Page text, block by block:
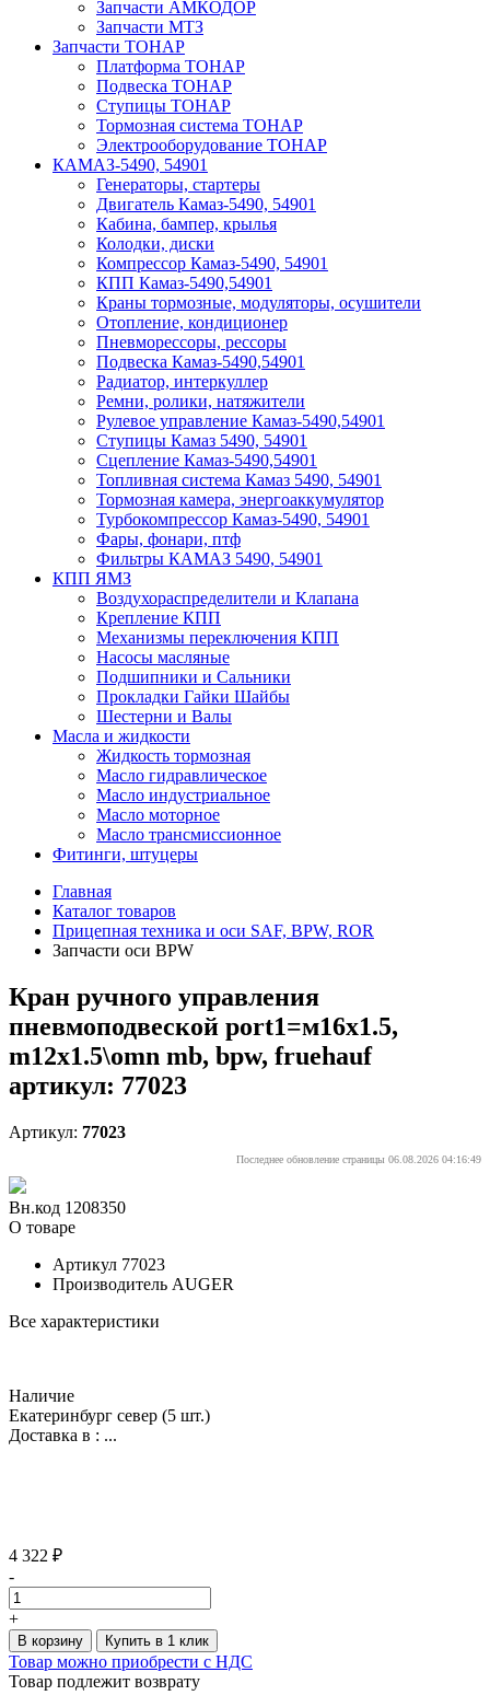
Запчасти АМКОДОР
Запчасти МТЗ
Запчасти ТОНАР
Платформа ТОНАР
Подвеска ТОНАР
Ступицы ТОНАР
Тормозная система ТОНАР
Электрооборудование ТОНАР
КАМАЗ-5490, 54901
Генераторы, стартеры
Двигатель Камаз-5490, 54901
Кабина, бампер, крылья
Колодки, диски
Компрессор Камаз-5490, 54901
КПП Камаз-5490,54901
Краны тормозные, модуляторы, осушители
Отопление, кондиционер
Пневморессоры, рессоры
Подвеска Камаз-5490,54901
Радиатор, интеркуллер
Ремни, ролики, натяжители
Рулевое управление Камаз-5490,54901
Ступицы Камаз 5490, 54901
Сцепление Камаз-5490,54901
Топливная система Камаз 5490, 54901
Тормозная камера, энергоаккумулятор
Турбокомпрессор Камаз-5490, 54901
Фары, фонари, птф
Фильтры КАМАЗ 5490, 54901
КПП ЯМЗ
Воздухораспределители и Клапана
Крепление КПП
Механизмы переключения КПП
Насосы масляные
Подшипники и Сальники
Прокладки Гайки Шайбы
Шестерни и Валы
Масла и жидкости
Жидкость тормозная
Масло гидравлическое
Масло индустриальное
Масло моторное
Масло трансмиссионное
Фитинги, штуцеры
Главная
Каталог товаров
Прицепная техника и оси SAF, BPW, ROR
Запчасти оси BPW
Кран ручного управления
пневмоподвеской port1=м16x1.5,
m12x1.5\omn mb, bpw, fruehauf
артикул: 77023
Артикул: 77023
Последнее обновление страницы 06.08.2026 04:16:49
Вн.код 1208350
О товаре
Артикул 77023
Производитель AUGER
Все характеристики
Наличие
Екатеринбург север (5 шт.)
Доставка в : ...
4 322 ₽
-
+
В корзину Купить в 1 клик
Товар можно приобрести с НДС
Товар подлежит возврату